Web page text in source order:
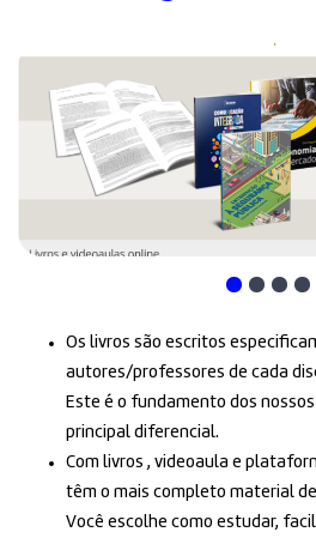
Os livros são escritos
autores/professores de cada
Este é o fundamento dos
principal diferencial.
Com livros , videoaula e
têm o mais completo material
Você escolhe como estudar,